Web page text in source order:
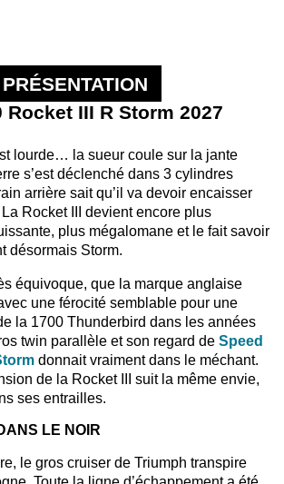
PRÉSENTATION
Rocket III R Storm 2027
lourde… la sueur coule sur la jante
s’est déclenché dans 3 cylindres
arrière sait qu’il va devoir encaisser
Rocket III devient encore plus
plus mégalomane et le fait savoir
désormais Storm.
équivoque, que la marque anglaise
une férocité semblable pour une
la 1700 Thunderbird dans les années
twin parallèle et son regard de Speed
donnait vraiment dans le méchant.
de la Rocket III suit la même envie,
ses entrailles.
LE NOIR
le gros cruiser de Triumph transpire